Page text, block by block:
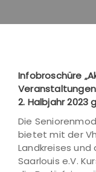
Infobroschüre
2. Halbjahr
Die
bietet mit der
Landkreises
Saarlouis e.V.